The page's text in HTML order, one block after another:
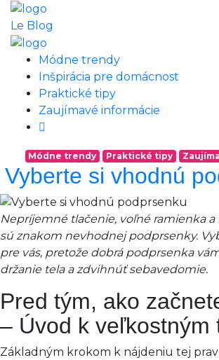
Le Blog
Módne trendy
Inšpirácia pre domácnost
Praktické tipy
Zaujímavé informácie
Módne trendy Praktické tipy
Vyberte si vhodnú
Nepríjemné tlačenie, voľné ramienka
sú znakom nevhodnej podprsenky.
pre vás, pretože dobrá podprsenka
držanie tela a zdvihnúť sebavedomie.
Pred tým, ako
– Úvod k veľkostným
Základným krokom k nájdeniu tej